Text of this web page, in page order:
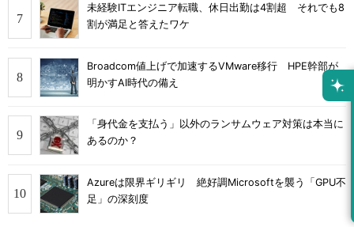
未経験ITエンジニア転職、休日出勤は4割超 それでも8
割が満足と答えたワケ
Broadcom値上げで加速するVMware移行 HPE幹部が
明かすAI時代の備え
「身代金を支払う」以外のランサムウェア対策は本当に
あるのか？
Azureは限界ギリギリ 絶好調Microsoftを襲う「GPU不
足」の深刻度